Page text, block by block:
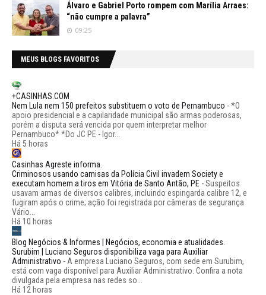
Álvaro e Gabriel Porto rompem com Marília Arraes:
“não cumpre a palavra”
09:25
MEUS BLOGS FAVORITOS
+CASINHAS.COM
Nem Lula nem 150 prefeitos substituem o voto de Pernambuco -*O
apoio presidencial e a capilaridade municipal são armas poderosas,
porém a disputa será vencida por quem interpretar melhor
Pernambuco* *Do JC PE - Igor...
Há 5 horas
Casinhas Agreste informa.
Criminosos usando camisas da Polícia Civil invadem Society e
executam homem a tiros em Vitória de Santo Antão, PE -Suspeitos
usavam armas de diversos calibres, incluindo espingarda calibre 12, e
fugiram após o crime; ação foi registrada por câmeras de segurança
Vário...
Há 10 horas
Blog Negócios & Informes | Negócios, economia e atualidades.
Surubim | Luciano Seguros disponibiliza vaga para Auxiliar
Administrativo - A empresa Luciano Seguros, com sede em Surubim,
está com vaga disponível para Auxiliar Administrativo. Confira a nota
divulgada pela empresa nas redes so...
Há 12 horas